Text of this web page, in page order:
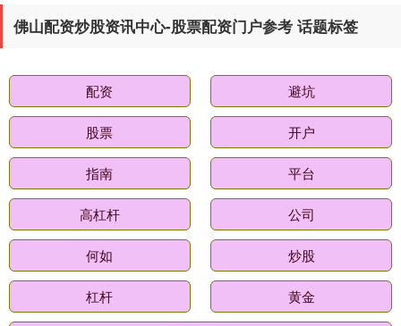
基金指数 7242.10 +0.17%
国债指数 229.69 +0.10 +0.04%
佛山配资炒股资讯中心-股票配资门户参考 话题标签
配资 避坑
股票 开户
指南 平台
高杠杆 公司
何如 炒股
杠杆 黄金